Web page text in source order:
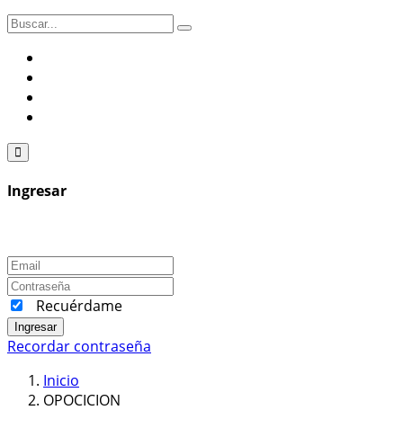
Ingresar
Recuérdame
Ingresar
Recordar contraseña
Inicio
OPOCICION